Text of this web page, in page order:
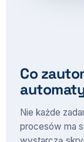
Co
Nie każde
procesów ma